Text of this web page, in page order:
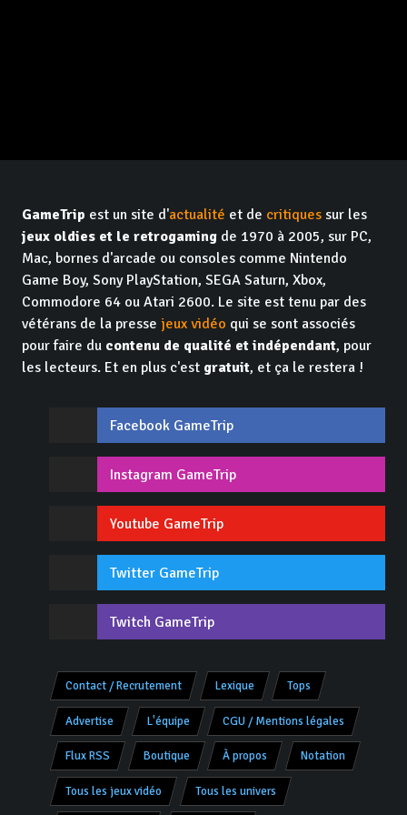
GameTrip est un site d'actualité et de critiques sur les
jeux oldies et le retrogaming de 1970 à 2005, sur PC,
Mac, bornes d'arcade ou consoles comme Nintendo
Game Boy, Sony PlayStation, SEGA Saturn, Xbox,
Commodore 64 ou Atari 2600. Le site est tenu par des
vétérans de la presse jeux vidéo qui se sont associés
pour faire du contenu de qualité et indépendant, pour
les lecteurs. Et en plus c'est gratuit, et ça le restera !
Facebook GameTrip
Instagram GameTrip
Youtube GameTrip
Twitter GameTrip
Twitch GameTrip
Contact / Recrutement Lexique Tops
Advertise L'équipe CGU / Mentions légales
Flux RSS Boutique À propos Notation
Tous les jeux vidéo Tous les univers